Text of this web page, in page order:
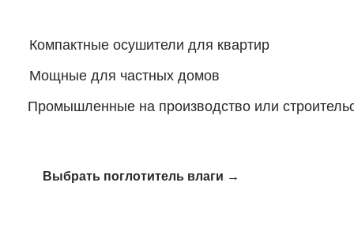
Компактные осушители для квартир
Мощные для частных домов
Промышленные на производство или
Выбрать поглотитель влаги →